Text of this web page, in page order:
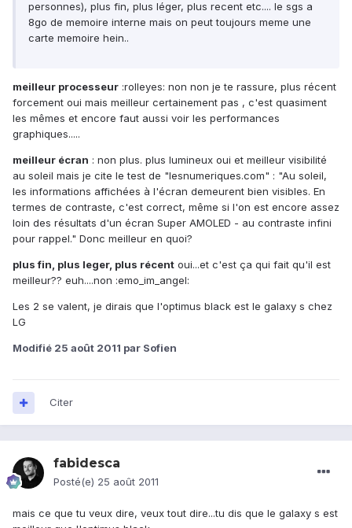
personnes), plus fin, plus léger, plus recent etc.... le sgs a
8go de memoire interne mais on peut toujours meme une
carte memoire hein..
meilleur processeur :rolleyes: non non je te rassure, plus récent
forcement oui mais meilleur certainement pas , c'est quasiment
les mêmes et encore faut aussi voir les performances
graphiques.....
meilleur écran : non plus. plus lumineux oui et meilleur visibilité
au soleil mais je cite le test de "lesnumeriques.com" : "Au soleil,
les informations affichées à l'écran demeurent bien visibles. En
termes de contraste, c'est correct, même si l'on est encore assez
loin des résultats d'un écran Super AMOLED - au contraste infini
pour rappel." Donc meilleur en quoi?
plus fin, plus leger, plus récent oui...et c'est ça qui fait qu'il est
meilleur?? euh....non :emo_im_angel:
Les 2 se valent, je dirais que l'optimus black est le galaxy s chez
LG
Modifié 25 août 2011 par Sofien
Citer
fabidesca
Posté(e) 25 août 2011
mais ce que tu veux dire, veux tout dire...tu dis que le galaxy s est